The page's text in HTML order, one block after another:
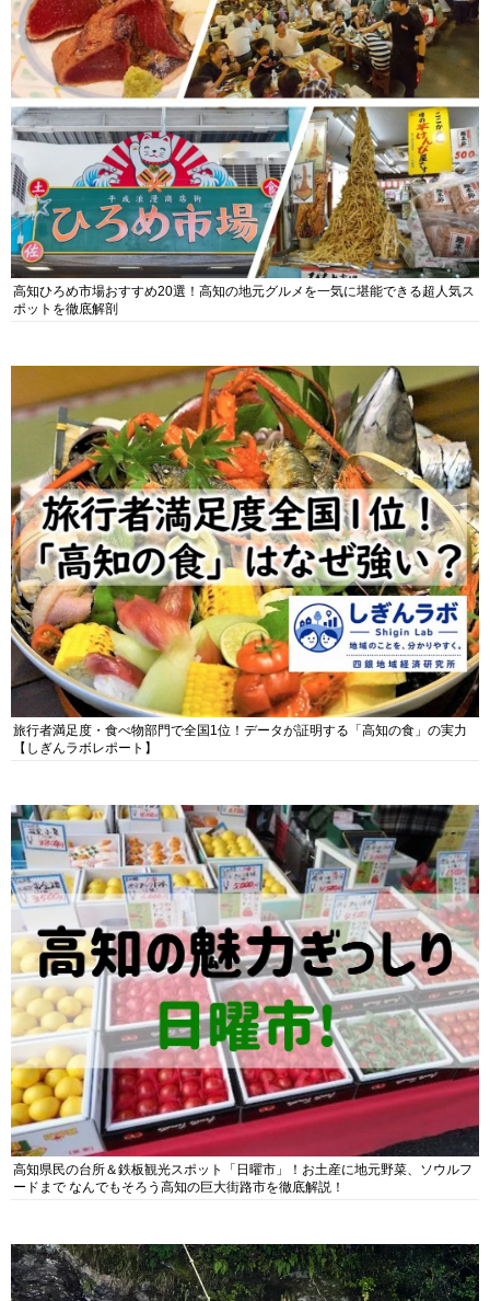
高知ひろめ市場おすすめ20選！高知の地元グルメを一気に堪能できる超人気ス
ポットを徹底解剖
旅行者満足度・食べ物部門で全国1位！データが証明する「高知の食」の実力
【しぎんラボレポート】
高知県民の台所＆鉄板観光スポット「日曜市」！お土産に地元野菜、ソウルフ
ードまで なんでもそろう高知の巨大街路市を徹底解説！